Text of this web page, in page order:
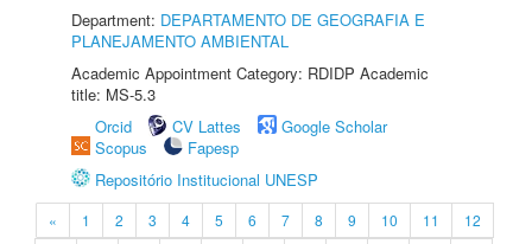
Department: DEPARTAMENTO DE GEOGRAFIA E
PLANEJAMENTO AMBIENTAL
Academic Appointment Category: RDIDP Academic
title: MS-5.3
Orcid
CV Lattes
Google Scholar
Scopus
Fapesp
Repositório Institucional UNESP
« 1 2 3 4 5 6 7 8 9 10 11
12